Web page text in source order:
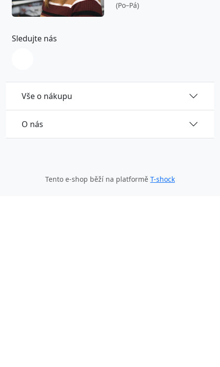
Vše o nákupu
O nás
(Po–Pá)
Sledujte nás
Tento e-shop běží na platformě T-shock